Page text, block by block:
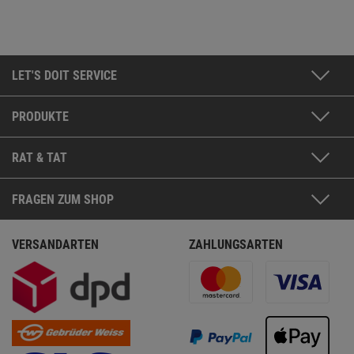
LET'S DOIT SERVICE
PRODUKTE
RAT & TAT
FRAGEN ZUM SHOP
VERSANDARTEN ZAHLUNGSARTEN